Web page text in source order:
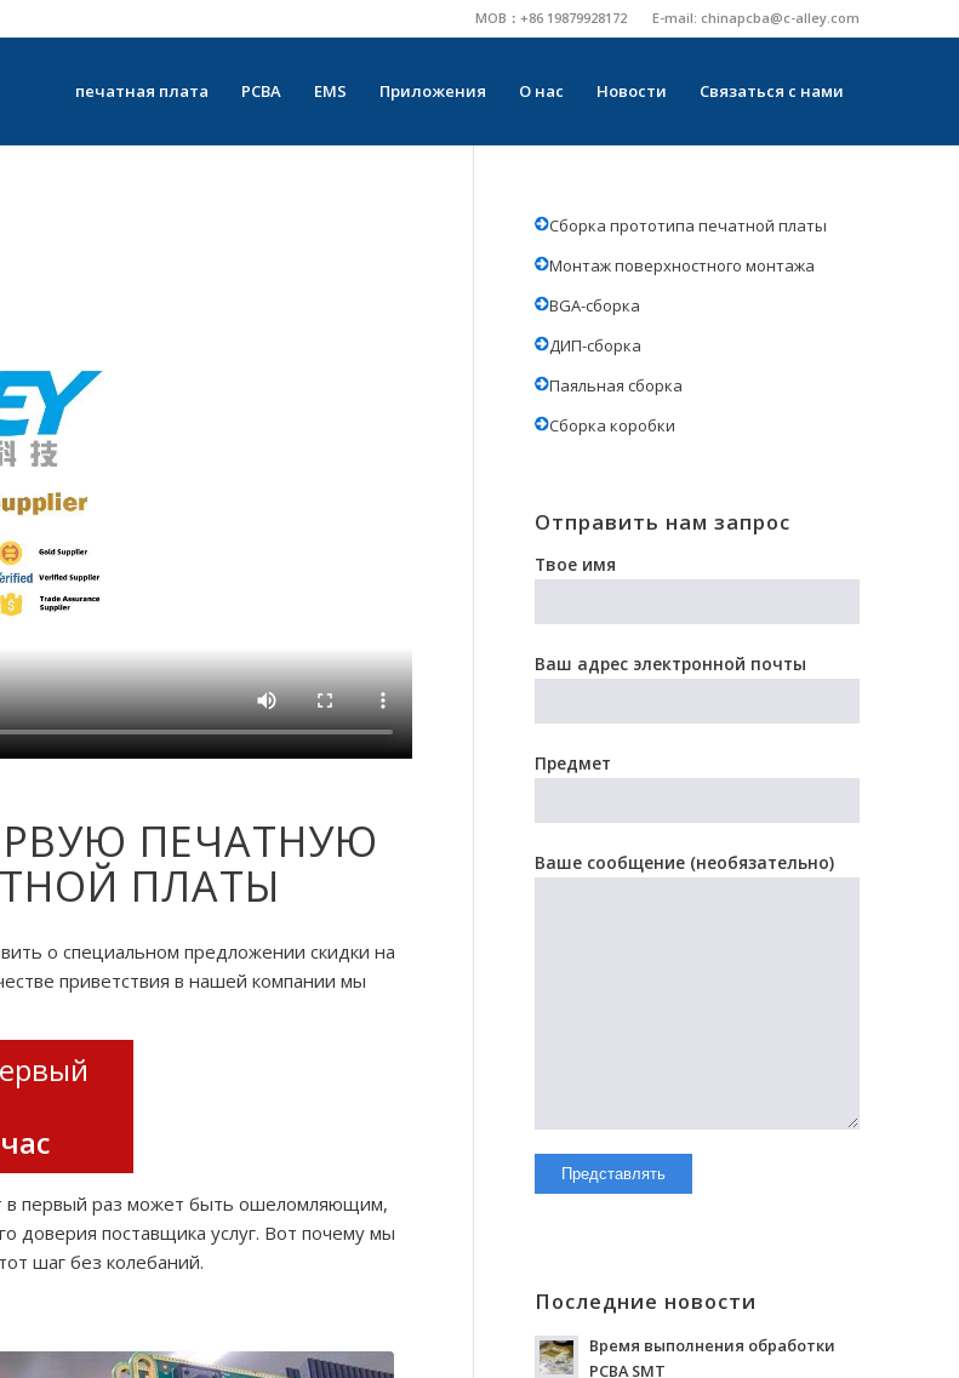
MOB：+86 19879928172 E-mail: chinapcba@c-alley.com
печатная плата PCBA EMS Приложения О нас Новости Связаться с нами
ПЕЧАТНУЮ
ПЛАТЫ
о специальном предложении скидки на
приветствия в нашей компании мы
в первый раз может быть ошеломляющим,
доверия поставщика услуг. Вот почему мы
шаг без колебаний.
Сборка прототипа печатной платы
Монтаж поверхностного монтажа
BGA-сборка
ДИП-сборка
Паяльная сборка
Сборка коробки
Отправить нам запрос
Твое имя
Ваш адрес электронной почты
Предмет
Ваше сообщение (необязательно)
Последние новости
Время выполнения обработки
PCBA SMT